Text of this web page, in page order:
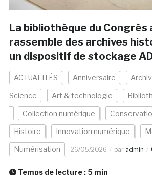
La bibliothèque du Congrès
rassemble des archives
un dispositif de stockage
ACTUALITÉS Anniversaire
Science Art & technologie
Collection numérique
Histoire Innovation numérique
Numérisation 26/05/2026 par admin
Temps de lecture : 5 min